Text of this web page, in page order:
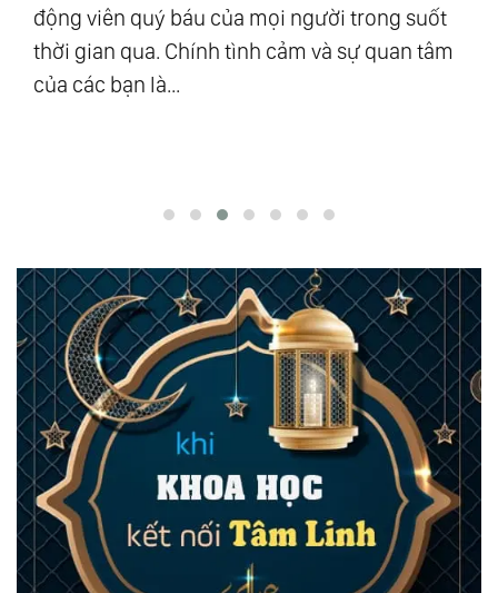
động viên quý báu của mọi người trong suốt
thời gian qua. Chính tình cảm và sự quan tâm
của các bạn là...